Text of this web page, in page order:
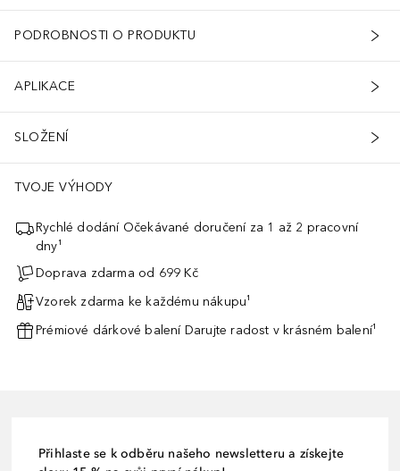
PODROBNOSTI O PRODUKTU
APLIKACE
SLOŽENÍ
TVOJE VÝHODY
Rychlé dodání Očekávané doručení za 1 až 2 pracovní
dny¹
Doprava zdarma od 699 Kč
Vzorek zdarma ke každému nákupu¹
Prémiové dárkové balení Darujte radost v krásném balení¹
Přihlaste se k odběru našeho newsletteru a získejte